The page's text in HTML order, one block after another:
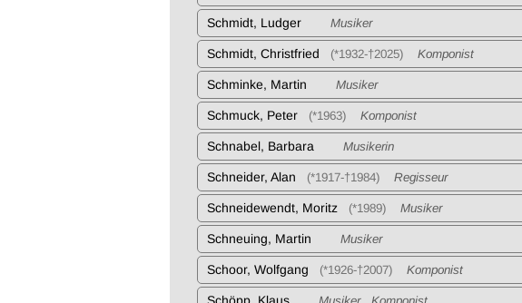
Schmidt, Ludger Musiker
Schmidt, Christfried (*1932-†2025) Komponist
Schminke, Martin Musiker
Schmuck, Peter (*1963) Komponist
Schnabel, Barbara Musikerin
Schneider, Alan (*1917-†1984) Regisseur
Schneidewendt, Moritz (*1989) Musiker
Schneuing, Martin Musiker
Schoor, Wolfgang (*1926-†2007) Komponist